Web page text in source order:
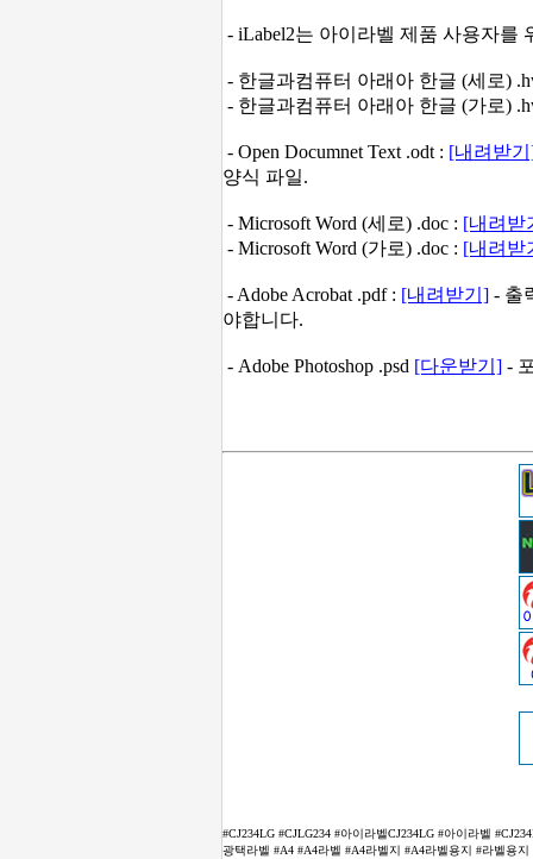
- iLabel2는 아이라벨 제품 사용자
- 한글과컴퓨터 아래아 한글 (세로)
- 한글과컴퓨터 아래아 한글 (가로)
- Open Documnet Text .odt : [내려받
양식 파일.
- Microsoft Word (세로) .doc : [내려받
- Microsoft Word (가로) .doc : [내려받
- Adobe Acrobat .pdf : [내려받기] - 출
야합니다.
- Adobe Photoshop .psd [다운받기] -
#CJ234LG #CJLG234 #아이라벨CJ234LG #아이라벨
광택라벨 #A4 #A4라벨 #A4라벨지 #A4라벨용지 #라벨용